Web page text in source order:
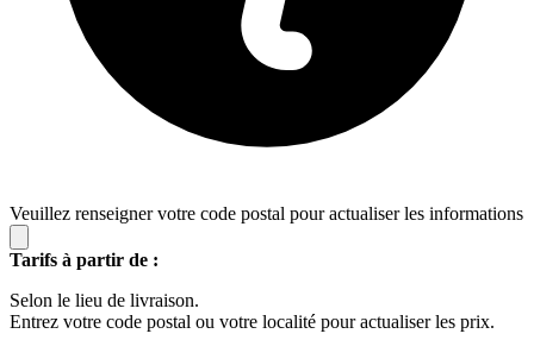
Veuillez renseigner votre code postal pour actualiser les informations
Tarifs à partir de :
Selon le lieu de livraison.
Entrez votre code postal ou votre localité pour actualiser les prix.